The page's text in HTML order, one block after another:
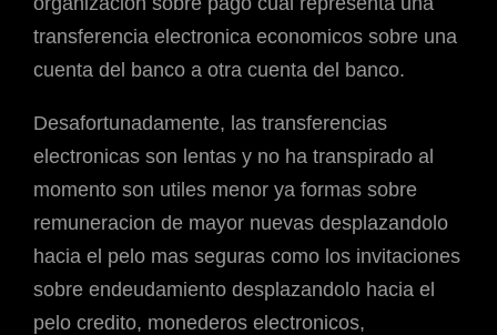
transferencia electronica economicos sobre una
cuenta del banco a otra cuenta del banco.
Desafortunadamente, las transferencias
electronicas son lentas y no ha transpirado al
momento son utiles menor ya formas sobre
remuneracion de mayor nuevas desplazandolo
hacia el pelo mas seguras como los invitaciones
sobre endeudamiento desplazandolo hacia el
pelo credito, monederos electronicos,